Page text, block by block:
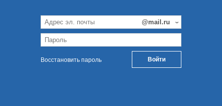
Восстановить пароль